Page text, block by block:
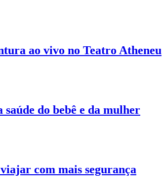
ao vivo no Teatro Atheneu
do bebê e da mulher
com mais segurança